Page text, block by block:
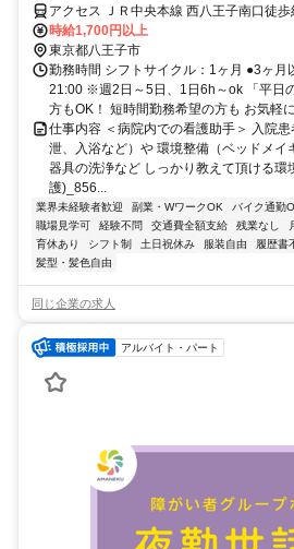
アクセス ＪＲ中央本線 西八王子南口徒
（東京都）徒歩約16分、京王高尾線 めじ
通勤OK（派遣先による）
時給1,700円以上
東京都八王子市
勤務時間 シフトサイクル：1ヶ月 ●3ヶ月
21:00 ※週2日～5日、1日6h～ok 「平日
方もOK！ 短時間勤務希望の方も お気軽
仕事内容 ＜病院内での看護助手＞ 入院
泄、入浴など）や 環境整備（ベッドメイ
器具の洗浄など しっかり教えて頂ける環
護)_856...
業界未経験者歓迎 副業・WワークOK バイク通勤
職場見学可
経験不問 交通費全額支給 残業なし
育休あり
シフト制 土日祝休み 服装自由 履歴書
髪型・髪色自由
同じ企業の求人
アルバイト・パート